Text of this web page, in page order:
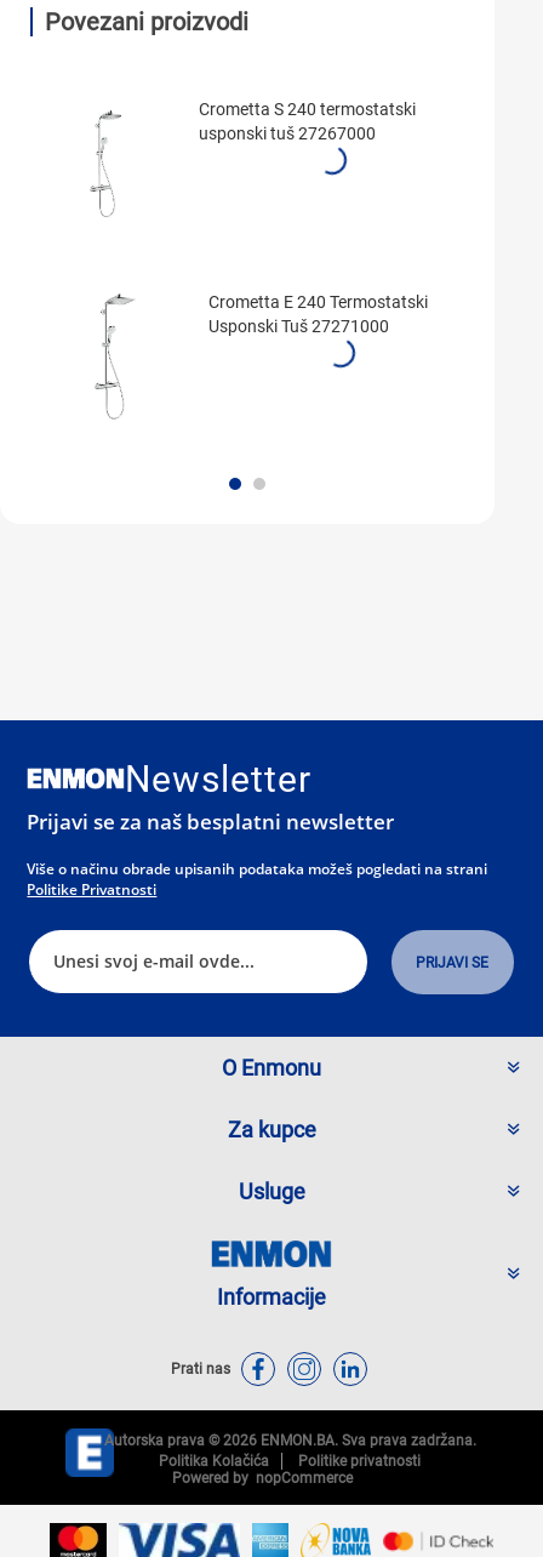
Povezani proizvodi
Crometta S 240 termostatski
usponski tuš 27267000
Crometta E 240 Termostatski
Usponski Tuš 27271000
Newsletter
Prijavi se za naš besplatni newsletter
Više o načinu obrade upisanih podataka možeš pogledati na strani
Politike Privatnosti
O Enmonu
Za kupce
Usluge
Informacije
Prati nas
Autorska prava © 2026 ENMON.BA. Sva prava zadržana.
Politika Kolačića
Politike privatnosti
Powered by nopCommerce